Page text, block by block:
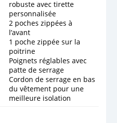
robuste avec tirette
personnalisée
2 poches zippées à
l’avant
1 poche zippée sur la
poitrine
Poignets réglables avec
patte de serrage
Cordon de serrage en bas
du vêtement pour une
meilleure isolation